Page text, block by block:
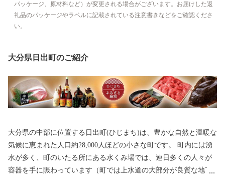
パッケージ、原材料など）が変更される場合がございます。お届けした返
礼品のパッケージやラベルに記載されている注意書きなどをご確認くださ
い。
大分県日出町のご紹介
大分県の中部に位置する日出町(ひじまち)は、豊かな自然と温暖な
気候に恵まれた人口約28,000人ほどの小さな町です。 町内には湧
水が多く、町のいたる所にある水くみ場では、連日多くの人々が
容器を手に賑わっています（町では上水道の大部分が良質な地下